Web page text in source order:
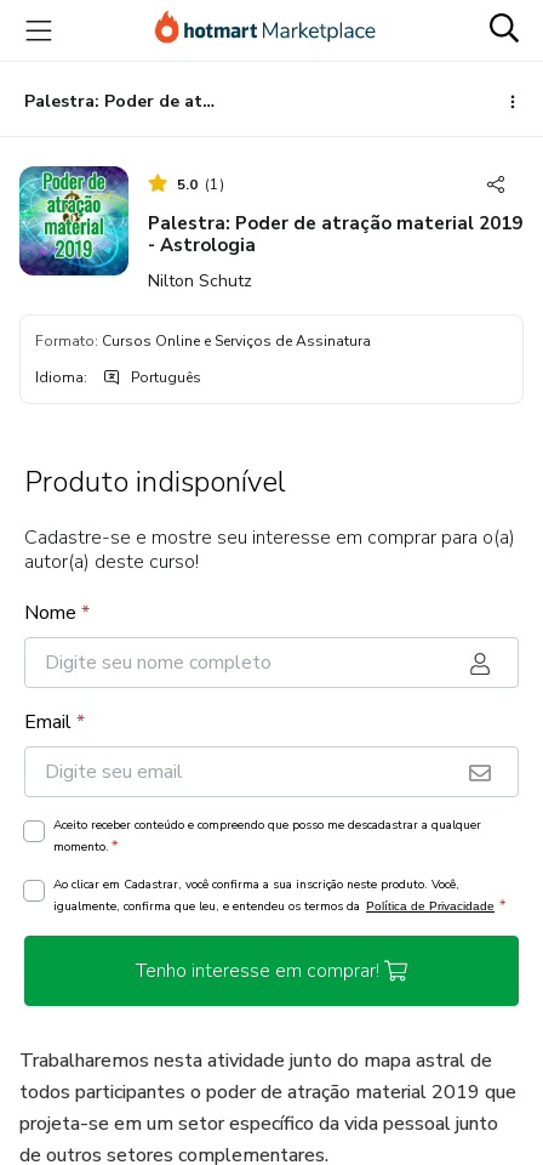
para
conteúdo
principal
para
pagamento
para
rodapé
Palestra: Poder de atração material 2019 - Astrologia
5.0 (1)
Palestra: Poder de atração material 2019
- Astrologia
Nilton Schutz
Formato: Cursos Online e Serviços de Assinatura
Idioma: Português
Produto indisponível
Cadastre-se e mostre seu interesse em comprar para o(a)
autor(a) deste curso!
Nome *
Email*
Aceito receber conteúdo e compreendo que posso me descadastrar a qualquer
momento. *
Ao clicar em Cadastrar, você confirma a sua inscrição neste produto. Você,
igualmente, confirma que leu, e entendeu os termos da Política de Privacidade *
Tenho interesse em comprar!
Trabalharemos nesta atividade junto do mapa astral de
todos participantes o poder de atração material 2019 que
projeta-se em um setor específico da vida pessoal junto
de outros setores complementares.